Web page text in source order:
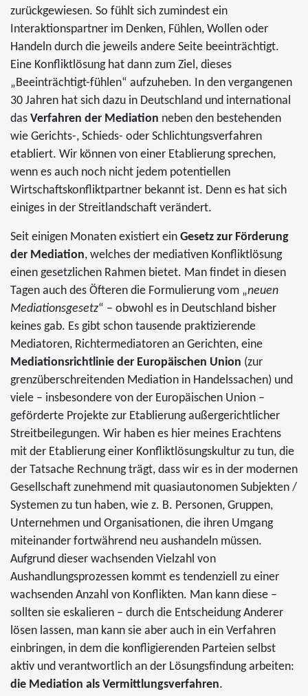
zurückgewiesen. So fühlt sich zumindest ein
Interaktionspartner im Denken, Fühlen, Wollen oder
Handeln durch die jeweils andere Seite beeinträchtigt.
Eine Konfliktlösung hat dann zum Ziel, dieses
„Beeinträchtigt-fühlen“ aufzuheben. In den vergangenen
30 Jahren hat sich dazu in Deutschland und international
das Verfahren der Mediation neben den bestehenden
wie Gerichts-, Schieds- oder Schlichtungsverfahren
etabliert. Wir können von einer Etablierung sprechen,
wenn es auch noch nicht jedem potentiellen
Wirtschaftskonfliktpartner bekannt ist. Denn es hat sich
einiges in der Streitlandschaft verändert.
Seit einigen Monaten existiert ein Gesetz zur Förderung
der Mediation, welches der mediativen Konfliktlösung
einen gesetzlichen Rahmen bietet. Man findet in diesen
Tagen auch des Öfteren die Formulierung vom „neuen
Mediationsgesetz“ – obwohl es in Deutschland bisher
keines gab. Es gibt schon tausende praktizierende
Mediatoren, Richtermediatoren an Gerichten, eine
Mediationsrichtlinie der Europäischen Union (zur
grenzüberschreitenden Mediation in Handelssachen) und
viele – insbesondere von der Europäischen Union –
geförderte Projekte zur Etablierung außergerichtlicher
Streitbeilegungen. Wir haben es hier meines Erachtens
mit der Etablierung einer Konfliktlösungskultur zu tun, die
der Tatsache Rechnung trägt, dass wir es in der modernen
Gesellschaft zunehmend mit quasiautonomen Subjekten /
Systemen zu tun haben, wie z. B. Personen, Gruppen,
Unternehmen und Organisationen, die ihren Umgang
miteinander fortwährend neu aushandeln müssen.
Aufgrund dieser wachsenden Vielzahl von
Aushandlungsprozessen kommt es tendenziell zu einer
wachsenden Anzahl von Konflikten. Man kann diese –
sollten sie eskalieren – durch die Entscheidung Anderer
lösen lassen, man kann sie aber auch in ein Verfahren
einbringen, in dem die konfligierenden Parteien selbst
aktiv und verantwortlich an der Lösungsfindung arbeiten:
die Mediation als Vermittlungsverfahren.